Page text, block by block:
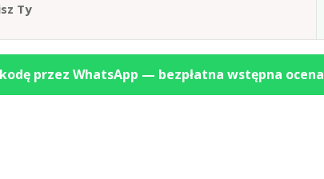
Ty
przez WhatsApp — bezpłatna wstępna ocena